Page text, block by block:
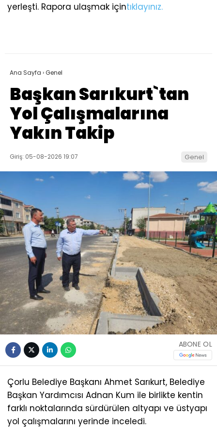
yerleşti. Rapora ulaşmak içintıklayınız.
Ana Sayfa ›Genel
Başkan Sarıkurt`tan
Yol Çalışmalarına
Yakın Takip
Giriş: 05-08-2026 19:07 Genel
ABONE OL
Çorlu Belediye Başkanı Ahmet Sarıkurt, Belediye
Başkan Yardımcısı Adnan Kum ile birlikte kentin
farklı noktalarında sürdürülen altyapı ve üstyapı
yol çalışmalarını yerinde inceledi.